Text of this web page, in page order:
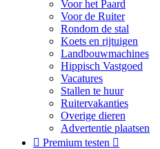
Voor het Paard
Voor de Ruiter
Rondom de stal
Koets en rijtuigen
Landbouwmachines
Hippisch Vastgoed
Vacatures
Stallen te huur
Ruitervakanties
Overige dieren
Advertentie plaatsen
 Premium testen 